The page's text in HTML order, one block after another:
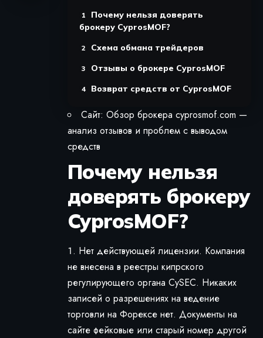
Почему нельзя доверять
брокеру CyprosMOF?
Схема обмана трейдеров
Отзывы о брокере CyprosMOF
Возврат средств от CyprosMOF
Сайт: Обзор брокера cyprosmof.com —
анализ отзывов и проблем с выводом
средств
Почему нельзя
доверять брокеру
CyprosMOF?
Нет действующей лицензии. Компания
не внесена в реестры кипрского
регулирующего органа CySEC. Никаких
записей о разрешениях на ведение
торговли на Форексе нет. Документы на
сайте фейковые или старый номер другой